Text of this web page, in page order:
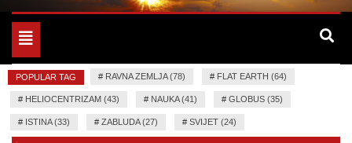
Toggle
navigation
POPULAR TAG # RAVNA ZEMLJA (78) # FLAT EARTH (64)
# HELIOCENTRIZAM (43) # NAUKA (41) # GLOBUS (35)
# ISTINA (33) # ZABLUDA (27) # SVIJET (24)